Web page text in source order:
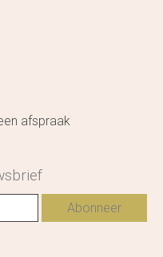
afspraak
Abonneer